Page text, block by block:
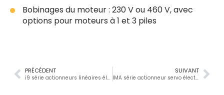
Bobinages du moteur : 230 V ou 460 V, avec
options pour moteurs à 1 et 3 piles
SUIVANT
IMA série actionneur servo électrique de qualité alimentaire
PRÉCÉDENT
i9 série actionneurs linéaires électriques